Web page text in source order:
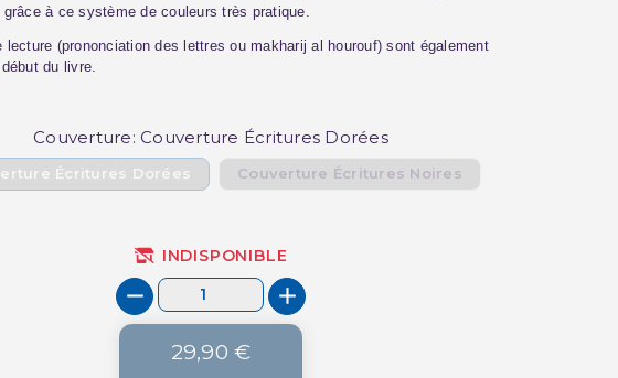
à ce système de couleurs très pratique.
lecture (prononciation des lettres ou makharij al hourouf) sont également
du livre.
Couverture: Couverture Écritures Dorées
Écritures Dorées Couverture Écritures Noires
INDISPONIBLE
29,90 €